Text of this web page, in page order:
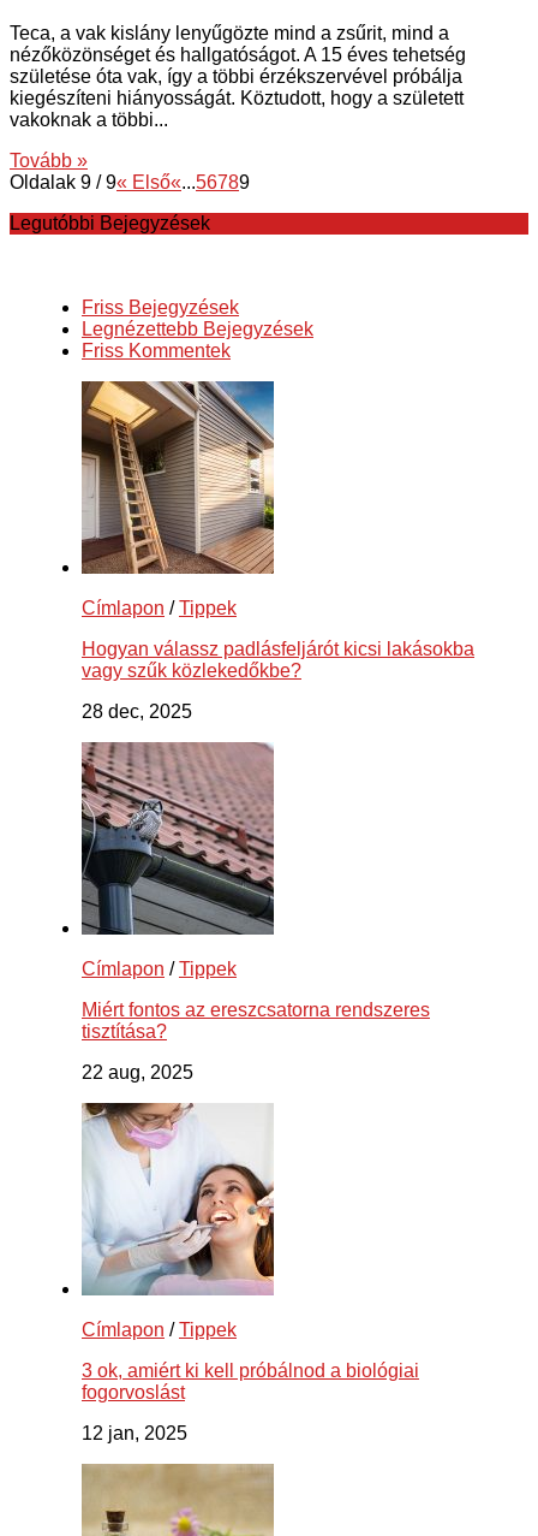
Teca, a vak kislány lenyűgözte mind a zsűrit, mind a
nézőközönséget és hallgatóságot. A 15 éves tehetség
születése óta vak, így a többi érzékszervével próbálja
kiegészíteni hiányosságát. Köztudott, hogy a született
vakoknak a többi...
Tovább »
Oldalak 9 / 9« Első«...56789
Legutóbbi Bejegyzések
Friss Bejegyzések
Legnézettebb Bejegyzések
Friss Kommentek
Címlapon /Tippek
Hogyan válassz padlásfeljárót kicsi lakásokba
vagy szűk közlekedőkbe?
28 dec, 2025
Címlapon /Tippek
Miért fontos az ereszcsatorna rendszeres
tisztítása?
22 aug, 2025
Címlapon /Tippek
3 ok, amiért ki kell próbálnod a biológiai
fogorvoslást
12 jan, 2025